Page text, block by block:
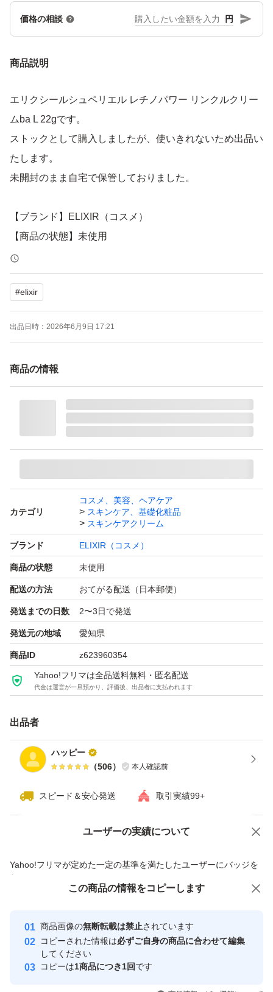
価格の相談 円
商品説明
エリクシールシュペリエル レチノパワー リンクルクリー
ムba L 22gです。
ストックとして購入しましたが、使いきれないため出品い
たします。
未開封のまま自宅で保管しておりました。
【ブランド】ELIXIR（コスメ）
【商品の状態】未使用
【内容量】22g
よろしくお願いいたします。--
エリクシールシュペリエル レチノパワー リンクルクリー
ムba L 22g
#elixir
出品日時： 2026年6月9日 17:21
商品の情報
カテゴリ
コスメ、美容、ヘアケア
スキンケア、基礎化粧品
スキンケアクリーム
ブランド ELIXIR（コスメ）
商品の状態 未使用
配送の方法 おてがる配送（日本郵便）
発送までの日数 2〜3日で発送
発送元の地域 愛知県
商品ID z623960354
Yahoo!フリマは全品送料無料・匿名配送
代金は運営が一旦預かり、評価後、出品者に支払われます
出品者
ハッピー
（506） 本人確認前
スピード＆安心発送 取引実績99+
ユーザーの実績について
Yahoo!フリマが定めた一定の基準を満たしたユーザーにバッジを
付与しています
安心取引出品者
心・安全なユーザーです
取引実績
引を完了させた実績があります
価格の相談 商品への質問
この商品の情報をコピーします
商品画像の無断転載は禁止されています
コピーされた情報は必ずご自身の商品に合わせて編集
してください
コピーは1商品につき1回です
この商品をみている人にオススメ